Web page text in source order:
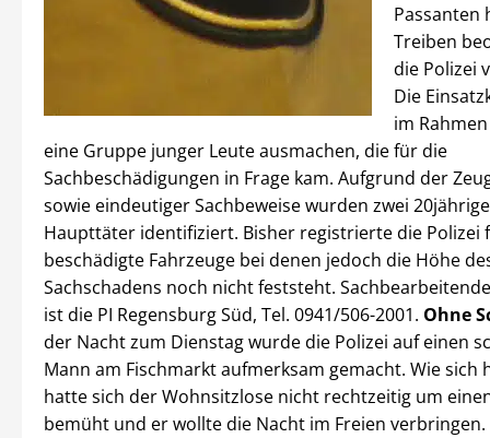
Passanten
Treiben
die Polizei
Die
im
eine Gruppe junger Leute ausmachen, die für die
Sachbeschädigungen in Frage kam. Aufgrund der
sowie eindeutiger Sachbeweise wurden zwei
Haupttäter identifiziert. Bisher registrierte die Polizei
beschädigte Fahrzeuge bei denen jedoch die Höhe
Sachschadens noch nicht feststeht.
ist die PI Regensburg Süd, Tel. 0941/506-2001. Ohne
der Nacht zum Dienstag wurde die Polizei auf einen
Mann am Fischmarkt aufmerksam gemacht. Wie sich
hatte sich der Wohnsitzlose nicht rechtzeitig um
bemüht und er wollte die Nacht im Freien verbringen.